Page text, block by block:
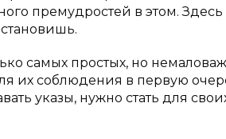
премудростей в этом.
самых простых, но
их соблюдения в первую
указы, нужно стать для